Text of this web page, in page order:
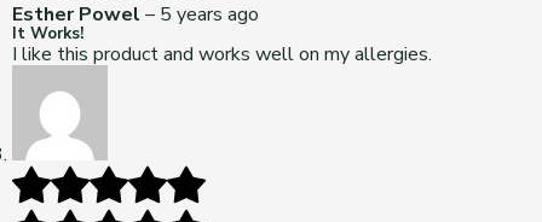
Esther Powel – 5 years ago
It Works!
I like this product and works well on my allergies.